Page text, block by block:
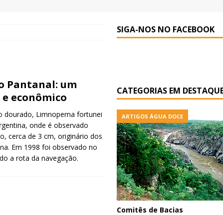
Pantanal: um
econômico
dourado, Limnoperna fortunei
onde é observado
cerca de 3 cm, originário dos
Em 1998 foi observado no
a rota da navegação.
SIGA-NOS NO FACEBOOK
CATEGORIAS EM
ARTIGOS ÁGUA DOCE
Comitês de Bacias